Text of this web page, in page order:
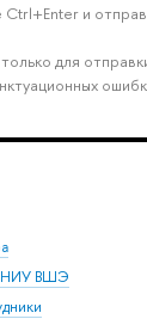
и
для
НИУ ВШЭ